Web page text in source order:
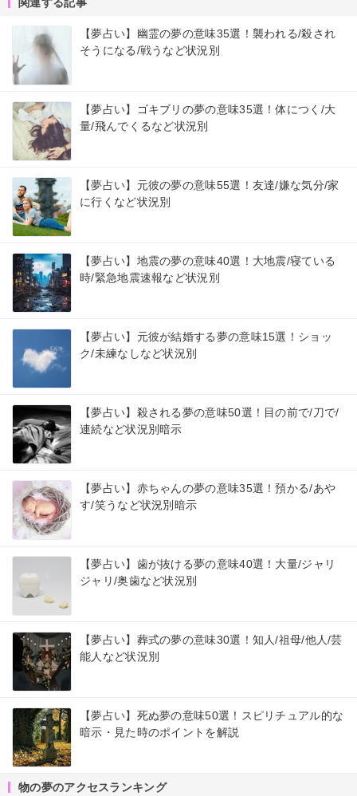
関連する記事
【夢占い】幽霊の夢の意味35選！襲われる/殺され
そうになる/戦うなど状況別
【夢占い】ゴキブリの夢の意味35選！体につく/大
量/飛んでくるなど状況別
【夢占い】元彼の夢の意味55選！友達/嫌な気分/家
に行くなど状況別
【夢占い】地震の夢の意味40選！大地震/寝ている
時/緊急地震速報など状況別
【夢占い】元彼が結婚する夢の意味15選！ショッ
ク/未練なしなど状況別
【夢占い】殺される夢の意味50選！目の前で/刀で/
連続など状況別暗示
【夢占い】赤ちゃんの夢の意味35選！預かる/あや
す/笑うなど状況別暗示
【夢占い】歯が抜ける夢の意味40選！大量/ジャリ
ジャリ/奥歯など状況別
【夢占い】葬式の夢の意味30選！知人/祖母/他人/芸
能人など状況別
【夢占い】死ぬ夢の意味50選！スピリチュアル的な
暗示・見た時のポイントを解説
物の夢のアクセスランキング